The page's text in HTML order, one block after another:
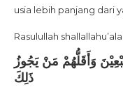
usia lebih panjang dari
Rasulullah
وَأَقَلُّهُمْ مَنْ يَجُوزُ
ذَلِكَ